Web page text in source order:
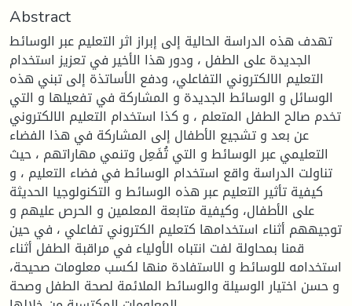
Abstract
تهدف هذه الدراسة الحالية إلى إبراز اثر التعليم عبر الوسائط
الجديدة على الطفل ، ودور هذا الأخير في تعزيز استخدام
التعليم الالكتروني التفاعلي، ودفع الأساتذة إلى تبني هذه
الوسائل و الوسائط الجديدة و المشاركة في تفعيلها و التي
تخدم صالح الطفل المتعلم ، و كذا استخدام التعليم الالكتروني
عن بعد و تشجيع الأطفال إلى المشاركة في هذا الفضاء
التعليمي عبر الوسائط و التي تُفَعِل وتنمي مهاراتهم ، حيث
تناولت الدراسة واقع استخدام الوسائط في فضاء التعليم ، و
كيفية تأثير التعليم عبر هذه الوسائط و التكنولوجيا الحديثة
على الأطفال، وكيفية متابعة المعلمين و الحرص عليهم و
توجيههم أثناء استخدامها كتعليم الكتروني تفاعلي ، في حين
قمنا بمحاولة لفت انتباه الأولياء في مراقبة الطفل أثناء
استخدامه للوسائط و الاستفادة منها لكسب معلومات صحيحة،
و حسن اختيار الوسيلة والوسائط الملائمة لصحة الطفل وصحة